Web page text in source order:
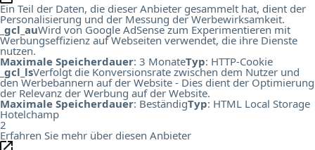
Ein Teil der Daten, die dieser Anbieter gesammelt hat, dient der
Personalisierung und der Messung der Werbewirksamkeit.
_gcl_auWird von Google AdSense zum Experimentieren mit
Werbungseffizienz auf Webseiten verwendet, die ihre Dienste
nutzen.
Maximale Speicherdauer: 3 MonateTyp: HTTP-Cookie
_gcl_lsVerfolgt die Konversionsrate zwischen dem Nutzer und
den Werbebannern auf der Website - Dies dient der Optimierung
der Relevanz der Werbung auf der Website.
Maximale Speicherdauer: BeständigTyp: HTML Local Storage
Hotelchamp
2
Erfahren Sie mehr über diesen Anbieter